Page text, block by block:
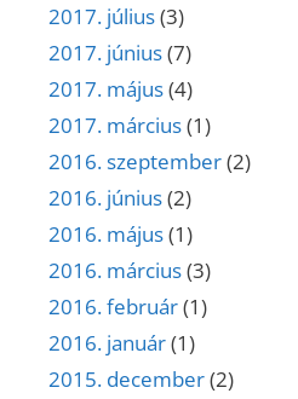
2017. július(3)
2017. június(7)
2017. május(4)
2017. március(1)
2016. szeptember(2)
2016. június(2)
2016. május(1)
2016. március(3)
2016. február(1)
2016. január(1)
2015. december(2)